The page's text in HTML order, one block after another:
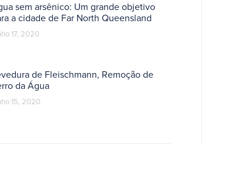
sem arsênico: Um grande objetivo
a cidade de Far North Queensland
17, 2020
de Fleischmann, Remoção de
da Água
15, 2020